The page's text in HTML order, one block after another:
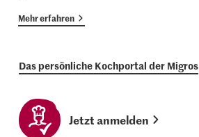
Mehr erfahren
Das persönliche Kochportal der Migros
Jetzt anmelden